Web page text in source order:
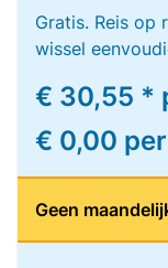
Gratis. Reis op
wissel
€ 30,55 *
€ 0,00
Geen